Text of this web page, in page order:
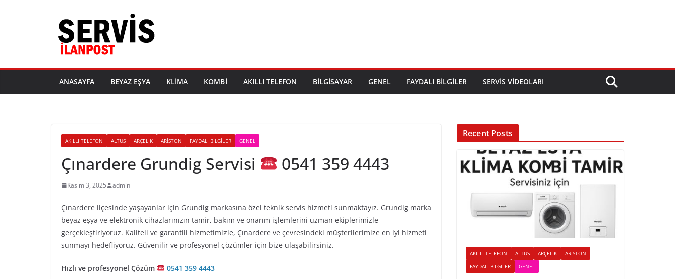
ANASAYFA BEYAZ EŞYA KLIMA KOMBI AKILLI TELEFON BILGISAYAR GENEL FAYDALI BILGILER SERVIS VIDEOLARI
AKILLI TELEFON ALTUS ARÇELIK ARISTON FAYDALI BILGILER GENEL
Çınardere Grundig Servisi 0541 359 4443
Kasım 3, 2025 admin
Çınardere ilçesinde yaşayanlar için Grundig markasına özel teknik servis hizmeti sunmaktayız. Grundig marka
beyaz eşya ve elektronik cihazlarınızın tamir, bakım ve onarım işlemlerini uzman ekiplerimizle
gerçekleştiriyoruz. Kaliteli ve garantili hizmetimizle, Çınardere ve çevresindeki müşterilerimize en iyi hizmeti
sunmayı hedefliyoruz. Güvenilir ve profesyonel çözümler için bize ulaşabilirsiniz.
Hızlı ve profesyonel Çözüm 0541 359 4443
Recent Posts
AKILLI TELEFON ALTUS ARÇELIK
ARISTON
FAYDALI BILGILER
GENEL